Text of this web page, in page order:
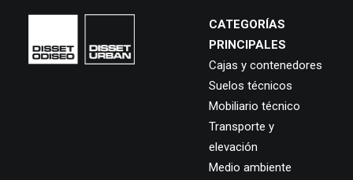
CATEGORÍAS
PRINCIPALES
Cajas y contenedores
Suelos técnicos
Mobiliario técnico
Transporte y
elevación
Medio ambiente